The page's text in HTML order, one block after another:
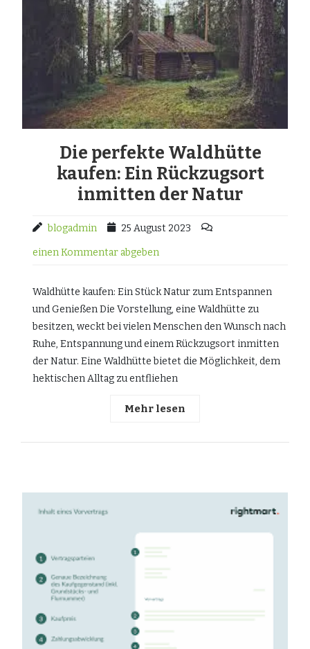
Die perfekte Waldhütte
kaufen: Ein Rückzugsort
inmitten der Natur
blogadmin 25 August 2023
einen Kommentar abgeben
Waldhütte kaufen: Ein Stück Natur zum Entspannen
und Genießen Die Vorstellung, eine Waldhütte zu
besitzen, weckt bei vielen Menschen den Wunsch nach
Ruhe, Entspannung und einem Rückzugsort inmitten
der Natur. Eine Waldhütte bietet die Möglichkeit, dem
hektischen Alltag zu entfliehen
Mehr lesen